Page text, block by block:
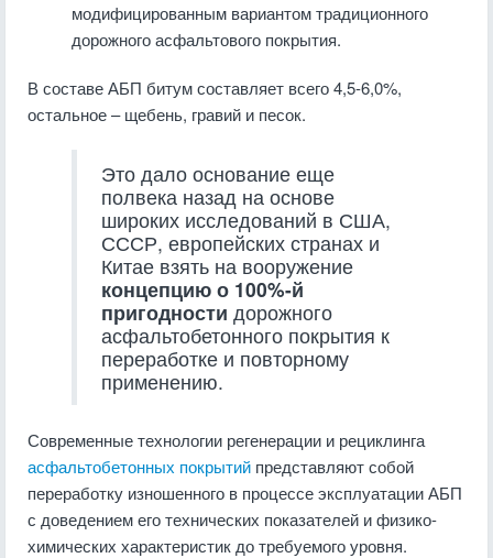
модифицированным вариантом традиционного
дорожного асфальтового покрытия.
В составе АБП битум составляет всего 4,5-6,0%,
остальное – щебень, гравий и песок.
Это дало основание еще
полвека назад на основе
широких исследований в США,
СССР, европейских странах и
Китае взять на вооружение
концепцию о 100%-й
пригодности дорожного
асфальтобетонного покрытия к
переработке и повторному
применению.
Современные технологии регенерации и рециклинга
асфальтобетонных покрытий представляют собой
переработку изношенного в процессе эксплуатации АБП
с доведением его технических показателей и физико-
химических характеристик до требуемого уровня.